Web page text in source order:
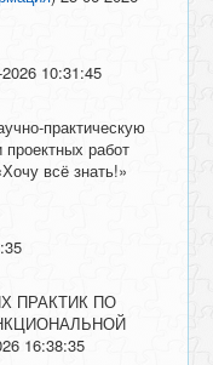
10:31:45
практическую
работ
всё знать!»
ПРАКТИК ПО
16:38:35